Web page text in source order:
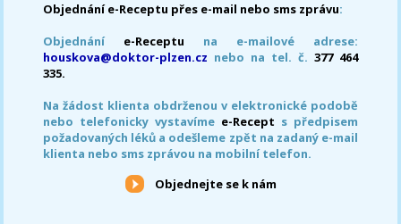
Objednání e-Receptu přes e-mail nebo sms zprávu:
Objednání e-Receptu na e-mailové adrese:
houskova@doktor-plzen.cz nebo na tel. č. 377 464
335.
Na žádost klienta obdrženou v elektronické podobě
nebo telefonicky vystavíme e-Recept s předpisem
požadovaných léků a odešleme zpět na zadaný e-mail
klienta nebo sms zprávou na mobilní telefon.
Objednejte se k nám